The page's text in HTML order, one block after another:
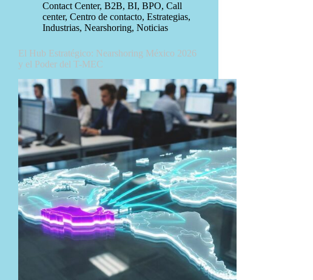
Contact Center, B2B, BI, BPO, Call
center, Centro de contacto, Estrategias,
Industrias, Nearshoring, Noticias
El Hub Estratégico: Nearshoring México 2026
y el Poder del T-MEC